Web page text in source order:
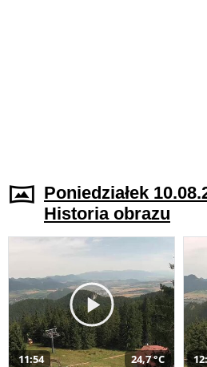
Poniedziałek
Historia obrazu
11:54 24,7 °C